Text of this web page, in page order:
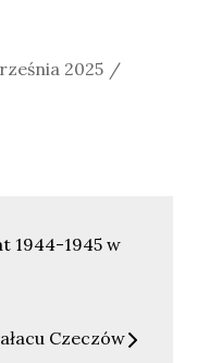
2025
1944-1945 w
Czeczów